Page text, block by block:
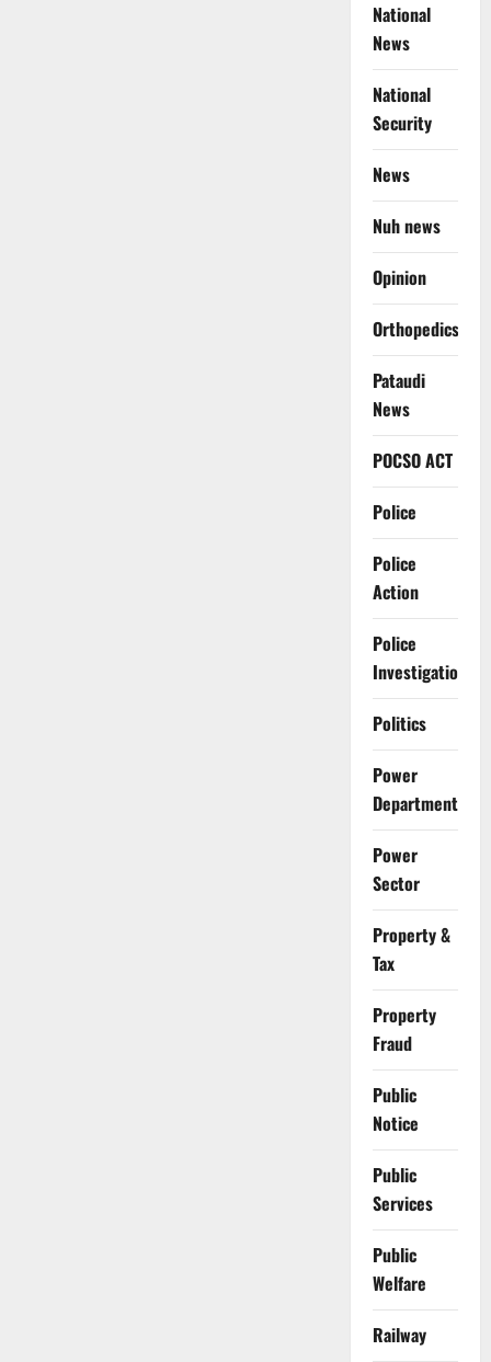
National
News
National
Security
News
Nuh news
Opinion
Orthopedics
Pataudi
News
POCSO ACT
Police
Police
Action
Police
Investigation
Politics
Power
Department
Power
Sector
Property &
Tax
Property
Fraud
Public
Notice
Public
Services
Public
Welfare
Railway